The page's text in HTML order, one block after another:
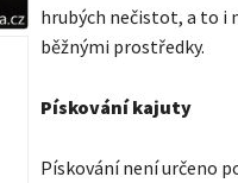
hrubých nečistot, a to i
běžnými prostředky.
Pískování kajuty
Pískování není určeno